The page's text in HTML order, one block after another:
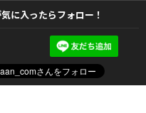
に入ったらフォロー！